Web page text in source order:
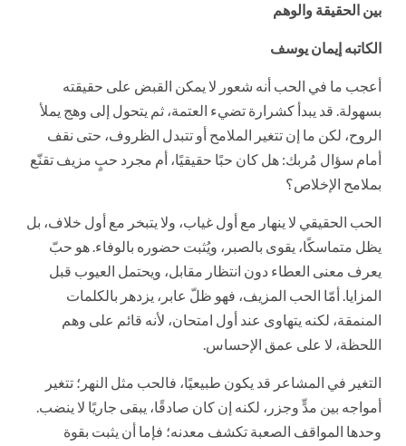
بين الحقيقة والوهم
الكاتبه إيمان يوسف
أعجب ما في الحب أنه شعور لا يمكن القبض على حقيقته
بسهولة. قد يبدأ كشرارة تضيء العتمة، ثم يتحول إلى وهج يملأ
الروح، لكن ما إن تتغير الملامح أو تتبدل الظروف، حتى نقف
أمام سؤال مُربك: هل كان حبًا حقيقيًا، أم مجرد حبٍ مزيف تقنّع
بملامح الإخلاص؟
الحب الحقيقي لا ينهار مع أول غياب، ولا يتبخر مع أول خلاف، بل
يظل متماسكًا، يقوى بالصبر، ويُثبت حضوره بالوفاء. هو حبّ
يعرف معنى العطاء دون انتظار مقابل، ويحتمل العيوب قبل
المزايا. أمّا الحب المزيف، فهو ظلّ عابر، يزدهر بالكلمات
المنمقة، لكنه يتهاوى عند أول امتحان، لأنه قائم على وهم
اللحظة، لا على عمق الإحساس.
التغير في المشاعر قد يكون طبيعيًا، فالحب مثل النهر؛ تتغير
أمواجه بين مدٍّ وجزر، لكنه إن كان صادقًا، يبقى جاريًا لا ينضب.
وحدها المواقف الصعبة تكشف معدنه؛ فإما أن يثبت بقوة